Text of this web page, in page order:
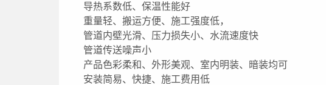
导热系数低、保温性能好
重量轻、搬运方便、施工强度低，
管道内壁光滑、压力损失小、水流速度快
管道传送噪声小
产品色彩柔和、外形美观、室内明装、暗装均可
安装简易、快捷、施工费用低